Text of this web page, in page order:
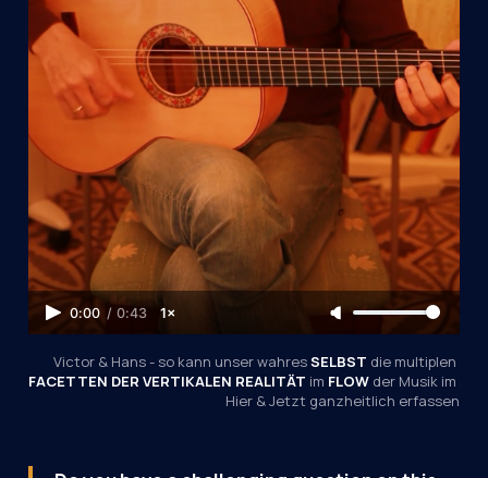
0:00 / 0:43 1×
Victor & Hans - so kann unser wahres SELBST
FACETTEN DER VERTIKALEN REALITÄT im FLOW der Musik im
Hier & Jetzt ganzheitlich erfassen